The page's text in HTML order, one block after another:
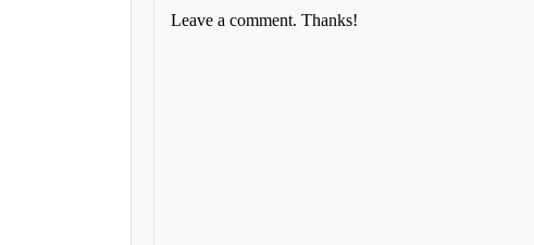
Leave a comment. Thanks!